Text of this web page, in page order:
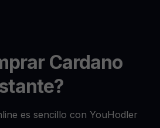
Cardano
es sencillo con YouHodler